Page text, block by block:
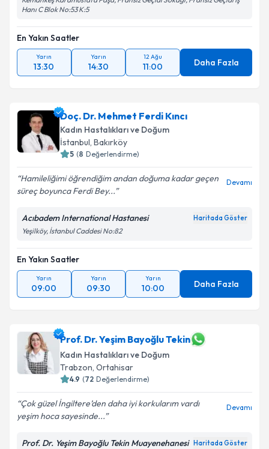
Hanı C Blok No:53 K:5
En Yakın Saatler
Yarın
13:30
Yarın
14:30
12 Ağu
11:00 Daha Fazla
Doç. Dr. Mehmet Ferdi Kıncı
Kadın Hastalıkları ve Doğum
İstanbul, Bakırköy
5 (8 Değerlendirme)
Hamileliğimi öğrendiğim andan doğuma kadar geçen
süreç boyunca Ferdi Bey...
Devamı
Acıbadem International Hastanesi Haritada Göster
Yeşilköy, İstanbul Caddesi No:82
En Yakın Saatler
Yarın
09:00
Yarın
09:30
Yarın
10:00 Daha Fazla
Prof. Dr. Yeşim Bayoğlu Tekin
Kadın Hastalıkları ve Doğum
Trabzon, Ortahisar
4.9 (72 Değerlendirme)
Çok güzel İngiltere’den daha iyi korkularım vardı
yeşim hoca sayesinde...
Devamı
Prof. Dr. Yeşim Bayoğlu Tekin Muayenehanesi Haritada Göster